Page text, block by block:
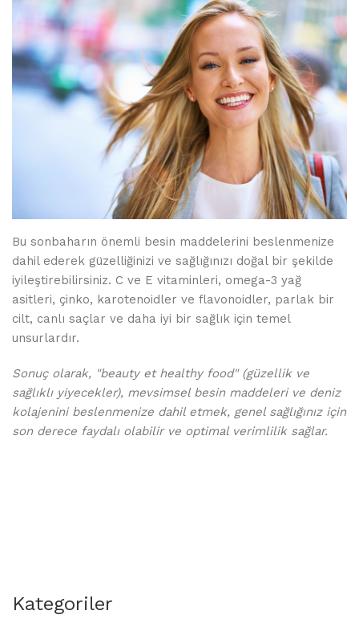
Kategoriler
Bu sonbaharın önemli besin maddelerini beslenmenize
dahil ederek güzelliğinizi ve sağlığınızı doğal bir şekilde
iyileştirebilirsiniz. C ve E vitaminleri, omega-3 yağ
asitleri, çinko, karotenoidler ve flavonoidler, parlak bir
cilt, canlı saçlar ve daha iyi bir sağlık için temel
unsurlardır.
Sonuç olarak, "beauty et healthy food" (güzellik ve
sağlıklı yiyecekler), mevsimsel besin maddeleri ve deniz
kolajenini beslenmenize dahil etmek, genel sağlığınız için
son derece faydalı olabilir ve optimal verimlilik sağlar.